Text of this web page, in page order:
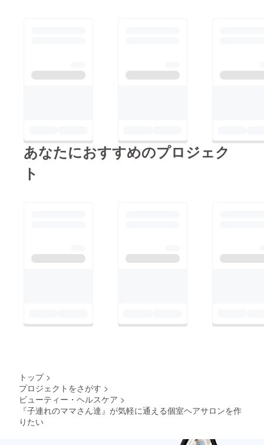
たいと思います!今後
あなたにおすすめのプロジェク
ト
トップ >
プロジェクトをさがす >
ビューティー・ヘルスケア >
『子連れのママさん達』が気軽に通える個室ヘアサロンを作
りたい